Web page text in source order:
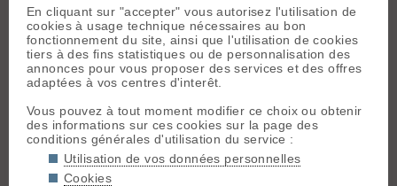
Trouvé ski - Vars - Eyssina - couloir N (caillou le
23.04.2026 à 15:29)
Le ski a retrouvé son propriétaire. Sujet clos
Trouvé ski - Vars - Eyssina - couloir N
22.04.2026 à 12:03)
Je l'ai redescendu à Risoul village. Appelez-moi au zerosette
88 dizneuffe 77 zerokatr pour que je puisse vous le rendre.
Skitour hors connexion(caillou le 02.02.2026 à 18:31)
En cliquant sur "accepter" vous autorisez l'utilisation de
cookies à usage technique nécessaires au bon
fonctionnement du site, ainsi que l'utilisation de cookies
tiers à des fins statistiques ou de personnalisation des
annonces pour vous proposer des services et des offres
adaptées à vos centres d'interêt.
Vous pouvez à tout moment modifier ce choix ou obtenir
des informations sur ces cookies sur la page des
conditions générales d'utilisation du service :
Utilisation de vos données personnelles
Cookies